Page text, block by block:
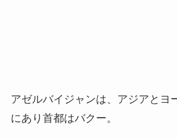
アゼルバイジャンは、アジアとヨ
にあり首都はバクー。